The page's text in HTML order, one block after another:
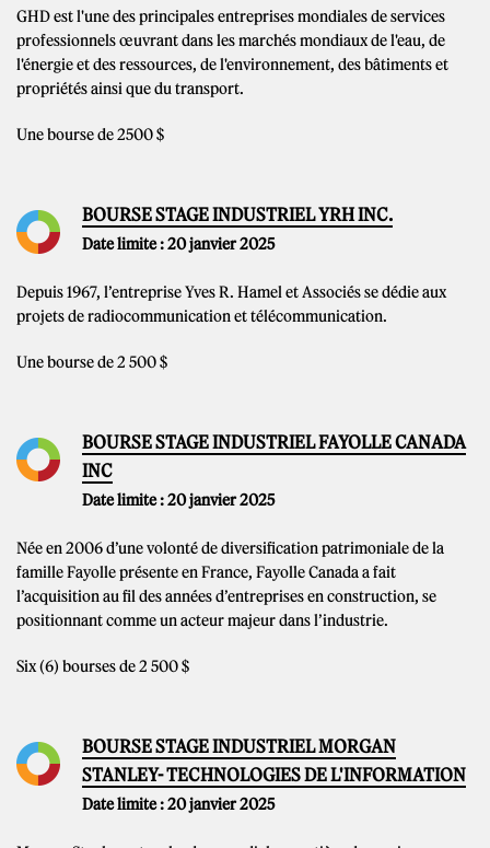
GHD est l'une des principales entreprises mondiales de services
professionnels œuvrant dans les marchés mondiaux de l'eau, de
l'énergie et des ressources, de l'environnement, des bâtiments et
propriétés ainsi que du transport.
Une bourse de 2500 $
BOURSE STAGE INDUSTRIEL YRH INC.
Date limite : 20 janvier 2025
Depuis 1967, l’entreprise Yves R. Hamel et Associés se dédie aux
projets de radiocommunication et télécommunication.
Une bourse de 2 500 $
BOURSE STAGE INDUSTRIEL FAYOLLE CANADA
INC
Date limite : 20 janvier 2025
Née en 2006 d’une volonté de diversification patrimoniale de la
famille Fayolle présente en France, Fayolle Canada a fait
l’acquisition au fil des années d’entreprises en construction, se
positionnant comme un acteur majeur dans l’industrie.
Six (6) bourses de 2 500 $
BOURSE STAGE INDUSTRIEL MORGAN
STANLEY- TECHNOLOGIES DE L'INFORMATION
Date limite : 20 janvier 2025